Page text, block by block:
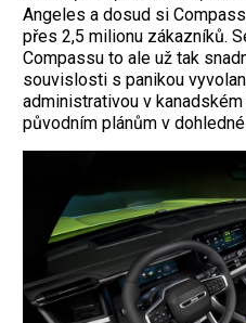
Angeles a dosud si
přes 2,5 milionu zákazníků.
Compassu to ale už tak
souvislosti s panikou
administrativou v
původním plánům v